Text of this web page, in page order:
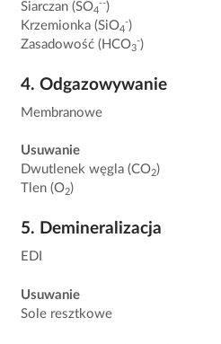
Siarczan (SO4
--)
Krzemionka (SiO4
-)
Zasadowość (HCO3
-)
4. Odgazowywanie
Membranowe
Usuwanie
Dwutlenek węgla (CO2)
Tlen (O2)
5. Demineralizacja
EDI
Usuwanie
Sole resztkowe